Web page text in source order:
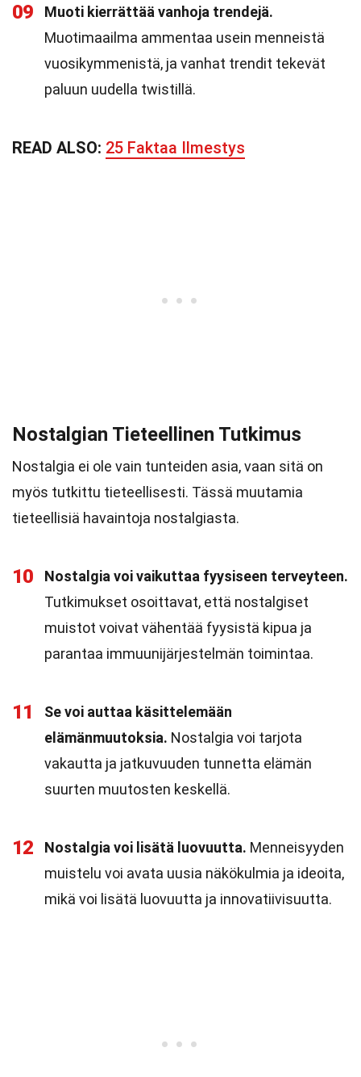
09
Muoti kierrättää vanhoja trendejä.
Muotimaailma ammentaa usein menneistä
vuosikymmenistä, ja vanhat trendit tekevät
paluun uudella twistillä.
READ ALSO: 25 Faktaa Ilmestys
Nostalgian Tieteellinen Tutkimus
Nostalgia ei ole vain tunteiden asia, vaan sitä on
myös tutkittu tieteellisesti. Tässä muutamia
tieteellisiä havaintoja nostalgiasta.
10
Nostalgia voi vaikuttaa fyysiseen terveyteen.
Tutkimukset osoittavat, että nostalgiset
muistot voivat vähentää fyysistä kipua ja
parantaa immuunijärjestelmän toimintaa.
11
Se voi auttaa käsittelemään
elämänmuutoksia. Nostalgia voi tarjota
vakautta ja jatkuvuuden tunnetta elämän
suurten muutosten keskellä.
12 Nostalgia voi lisätä luovuutta. Menneisyyden
muistelu voi avata uusia näkökulmia ja ideoita,
mikä voi lisätä luovuutta ja innovatiivisuutta.